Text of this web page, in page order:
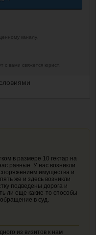
каналу.
с вами свяжется юрист.
в размере 10 гектар на
равные. У нас возникли
имущества и
же и здесь возникли
подведены дорога и
ли еще какие-то способы
в суд.
из визитов к нам